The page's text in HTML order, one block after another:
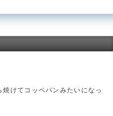
けてコッペパンみたいになっ